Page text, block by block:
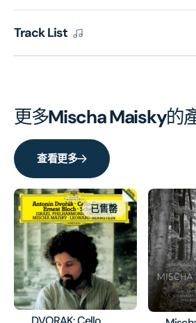
Track List
更多Mischa Maisky的
查看更多
已售罄